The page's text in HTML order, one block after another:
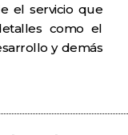
el servicio que
como el
y demás